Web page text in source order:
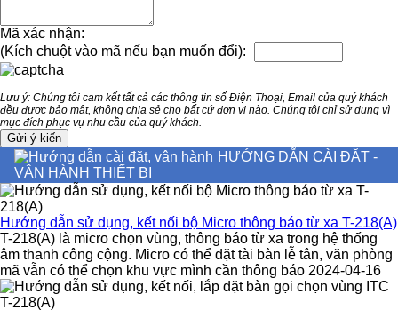
Mã xác nhận:
(Kích chuột vào mã nếu bạn muốn đổi):
Lưu ý: Chúng tôi cam kết tất cả các thông tin số Điện Thoại, Email của quý khách
đều được bảo mật, không chia sẻ cho bất cứ đơn vị nào. Chúng tôi chỉ sử dụng vì
mục đích phục vụ nhu cầu của quý khách.
HƯỚNG DẪN CÀI ĐẶT -
VẬN HÀNH THIẾT BỊ
Hướng dẫn sử dụng, kết nối bộ Micro thông báo từ xa T-218(A)
T-218(A) là micro chọn vùng, thông báo từ xa trong hệ thống
âm thanh công cộng. Micro có thể đặt tài bàn lễ tân, văn phòng
mã vẫn có thể chọn khu vực mình cần thông báo 2024-04-16